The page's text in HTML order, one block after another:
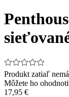
Produkt zatiaľ
Môžete ho
17,95 €